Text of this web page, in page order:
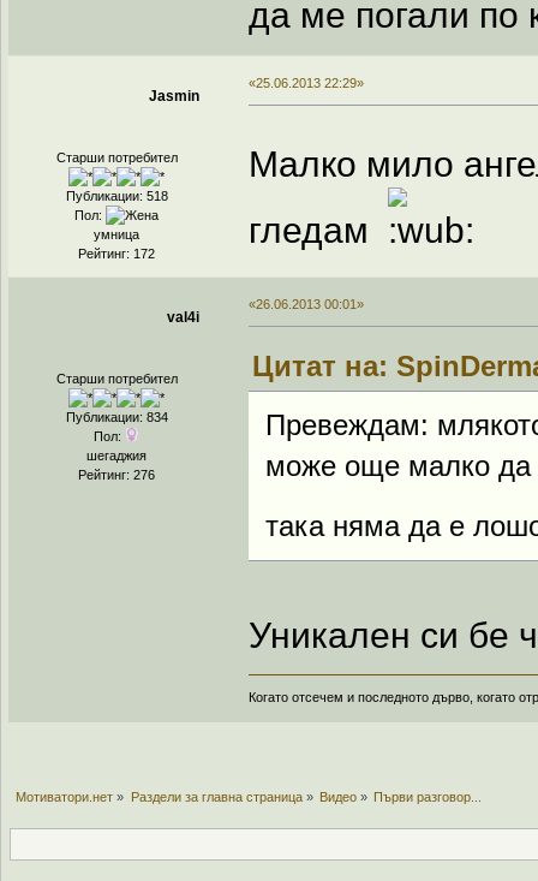
да ме погали
Jasmin
Старши потребител
Публикации: 518
Пол:
умница
Рейтинг: 172
«25.06.2013 22:29»
Малко мило
гледам
val4i
Старши потребител
Публикации: 834
Пол:
шегаджия
Рейтинг: 276
«26.06.2013 00:01»
Цитат на:
Превеждам:
може още малко да
така няма да е
Уникален си бе
Когато отсечем и последното дърво, когато
Мотиватори.нет » Раздели за главна страница» Видео» Първи разговор...